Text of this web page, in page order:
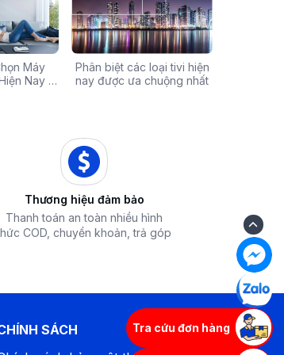
Tra cứu đơn hàng
Rẻ –
Tại
Tivi sale khủng đến 60%:
Cơ hội sở hữu chiếc tivi
50% - Cơ hội
Máy
Nay –
Phân biệt các loại tivi hiện
nay được ưa chuộng nhất
Thương hiệu đảm bảo
Thanh toán an toàn nhiều hình
COD, chuyển khoản, trả góp
SÁCH